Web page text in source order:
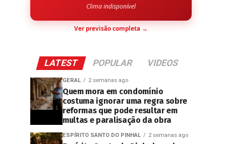
Clima indisponível
Ver previsão completa →
LATEST POPULAR VIDEOS
GERAL 2 semanas ago
Quem mora em condomínio
costuma ignorar uma regra sobre
reformas que pode resultar em
multas e paralisação da obra
ESPÍRITO SANTO DO PINHAL 2 semanas ago